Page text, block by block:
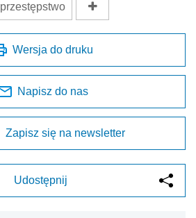
przestępstwo
Wersja do druku
Napisz do nas
Zapisz się na newsletter
Udostępnij